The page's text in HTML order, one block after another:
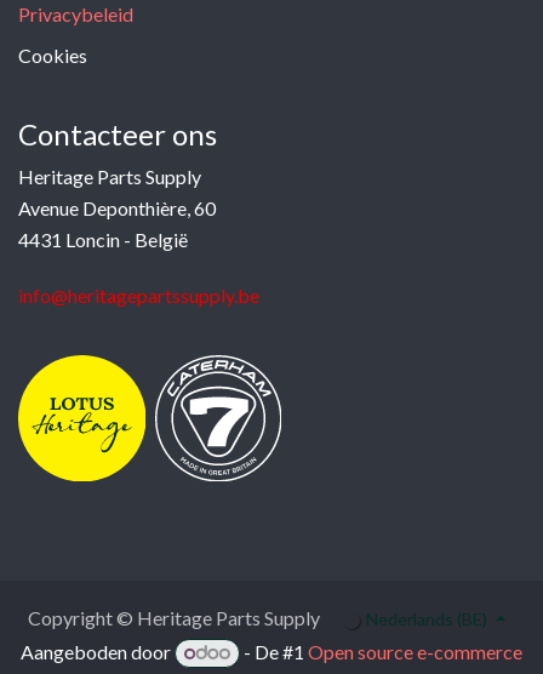
Privacybeleid
Cookies
Contacteer ons
Heritage Parts Supply
Avenue Deponthière, 60
4431 Loncin - België
info@heritagepartssupply.be
Copyright © Heritage Parts Supply Nederlands (BE)
Aangeboden door - De #1Open source e-commerce